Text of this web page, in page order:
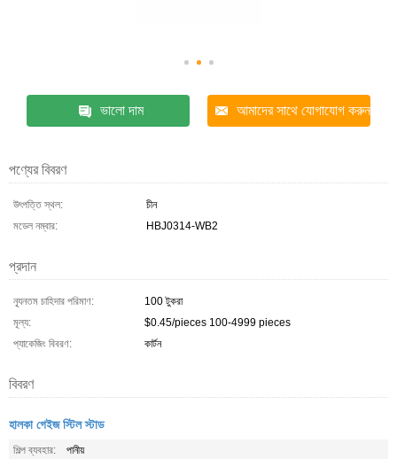
ভালো দাম আমাদের সাথে যোগাযোগ করুন
পণ্যের বিবরণ
উৎপত্তি স্থল:
চীন
মডেল নম্বার:
HBJ0314-WB2
প্রদান
ন্যূনতম চাহিদার পরিমাণ:
100 টুকরা
মূল্য:
$0.45/pieces 100-4999 pieces
প্যাকেজিং বিবরণ:
কার্টন
বিবরণ
হালকা গেইজ স্টিল স্টাড
শিল্প ব্যবহার:
পানীয়